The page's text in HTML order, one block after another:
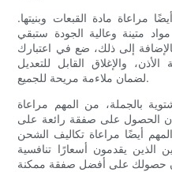
مراعاة مادة القبعات وبنيتها.
متينة وعالية الجودة ستبقي
إلى ذلك، ضع في اعتبارك
والإغلاق القابل للتعديل
لضمان ملاءمة مريحة للجميع.
بالجملة، من المهم مراعاة
الحصول على صفقة رائعة على
أيضًا مراعاة تكاليف الشحن
الذين يقدمون أسعارًا تنافسية